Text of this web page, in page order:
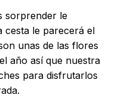
sorprender le
cesta le parecerá el
unas de las flores
año así que nuestra
para disfrutarlos